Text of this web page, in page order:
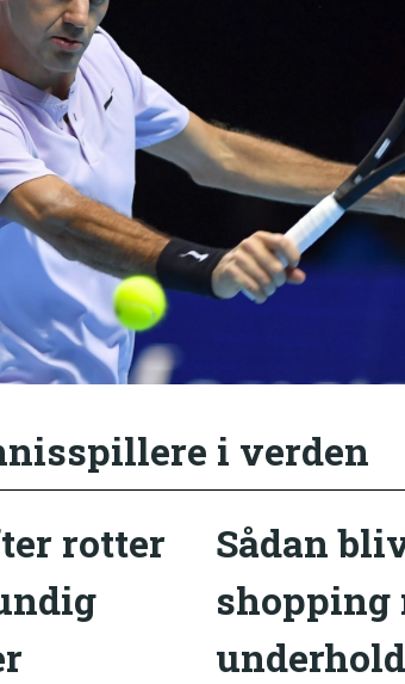
i verden
rotter
Sådan
shopping